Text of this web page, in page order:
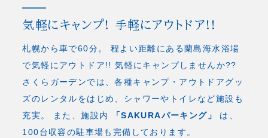
気軽にキャンプ! 手軽にアウトドア!!
札幌から車で60分。 程よい距離にある蘭島海水浴場
で気軽にアウトドア!! 気軽にキャンプしませんか??
さくらガーデンでは、各種キャンプ・アウトドアグッ
ズのレンタルをはじめ、シャワーやトイレなど施設も
充実。 また、施設内
「SAKURAパーキング」
は、
100台収容の駐車場も完備しております。